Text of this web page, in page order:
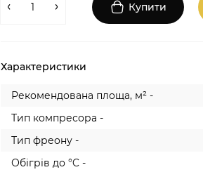
Купити
Характеристики
Рекомендована площа, м² -
Тип компресора -
Тип фреону -
Обігрів до °C -